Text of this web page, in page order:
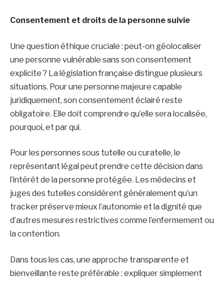
Consentement et droits de la personne suivie
Une question éthique cruciale : peut-on géolocaliser
une personne vulnérable sans son consentement
explicite ? La législation française distingue plusieurs
situations. Pour une personne majeure capable
juridiquement, son consentement éclairé reste
obligatoire. Elle doit comprendre qu’elle sera localisée,
pourquoi, et par qui.
Pour les personnes sous tutelle ou curatelle, le
représentant légal peut prendre cette décision dans
l’intérêt de la personne protégée. Les médecins et
juges des tutelles considèrent généralement qu’un
tracker préserve mieux l’autonomie et la dignité que
d’autres mesures restrictives comme l’enfermement ou
la contention.
Dans tous les cas, une approche transparente et
bienveillante reste préférable : expliquer simplement